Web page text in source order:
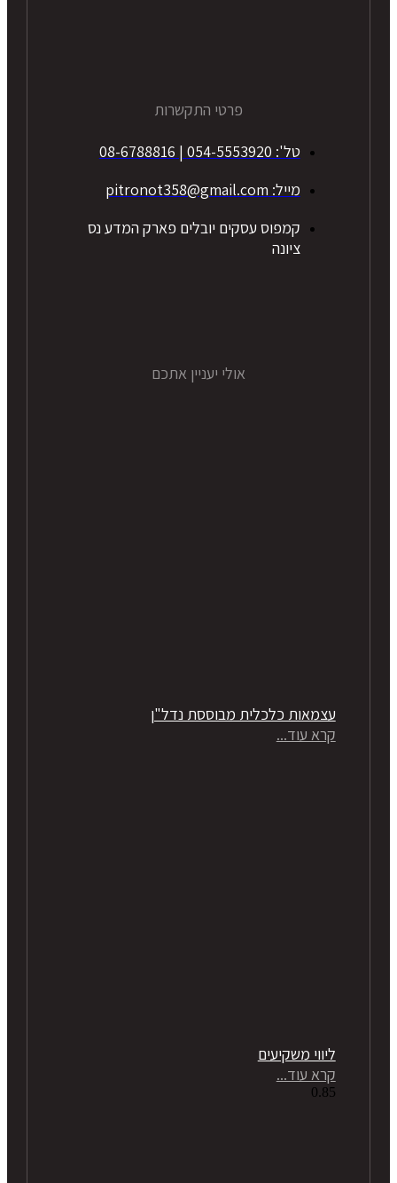
פרטי התקשרות
טל': 054-5553920 | 08-6788816
מייל: pitronot358@gmail.com
קמפוס עסקים יובלים פארק המדע נס
ציונה
אולי יעניין אתכם
עצמאות כלכלית מבוססת נדל"ן
קרא עוד...
ליווי משקיעים
קרא עוד...